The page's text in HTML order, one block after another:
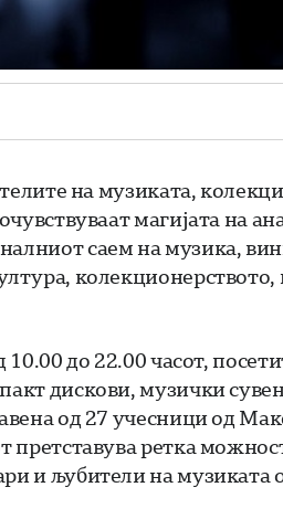
на музиката,
магијата на
саем на музика,
до 22.00 часот,
дискови, музички
од 27 учесници од
претставува ретка
и љубители на музиката